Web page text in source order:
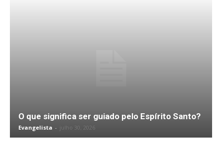
O que significa ser guiado pelo Espírito Santo?
Evangelista - julho 30, 2026